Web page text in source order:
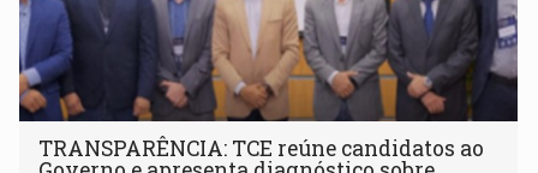
TRANSPARÊNCIA: TCE reúne candidatos ao